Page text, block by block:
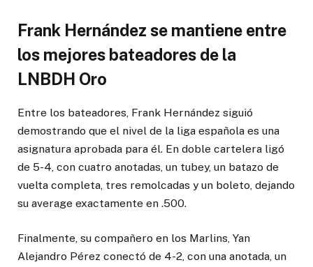
Frank Hernández se mantiene entre
los mejores bateadores de la
LNBDH Oro
Entre los bateadores, Frank Hernández siguió
demostrando que el nivel de la liga española es una
asignatura aprobada para él. En doble cartelera ligó
de 5-4, con cuatro anotadas, un tubey, un batazo de
vuelta completa, tres remolcadas y un boleto, dejando
su average exactamente en .500.
Finalmente, su compañero en los Marlins, Yan
Alejandro Pérez conectó de 4-2, con una anotada, un